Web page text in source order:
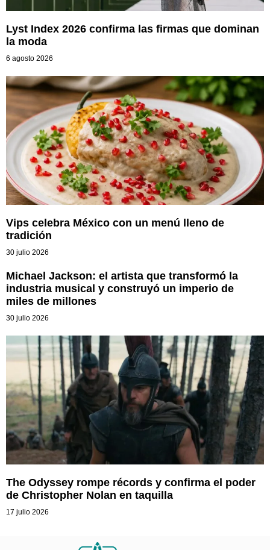
Lyst Index 2026 confirma las firmas que dominan
la moda
6 agosto 2026
Vips celebra México con un menú lleno de
tradición
30 julio 2026
Michael Jackson: el artista que transformó la
industria musical y construyó un imperio de
miles de millones
30 julio 2026
The Odyssey rompe récords y confirma el poder
de Christopher Nolan en taquilla
17 julio 2026